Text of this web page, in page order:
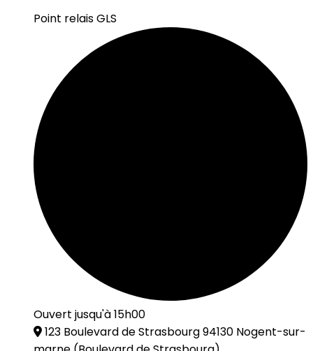
Point relais GLS
Ouvert jusqu'à 15h00
123 Boulevard de Strasbourg 94130 Nogent-sur-